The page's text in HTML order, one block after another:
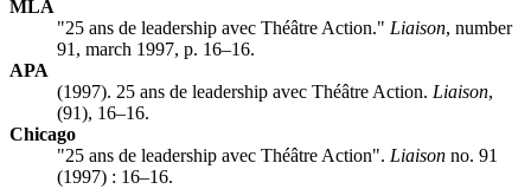
MLA
"25 ans de leadership avec Théâtre Action." Liaison, number
91, march 1997, p. 16–16.
APA
(1997). 25 ans de leadership avec Théâtre Action. Liaison,
(91), 16–16.
Chicago
"25 ans de leadership avec Théâtre Action". Liaison no. 91
(1997) : 16–16.